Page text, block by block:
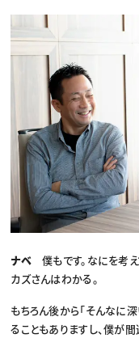
ナベ僕もです。なにを考え
カズさんはわかる。
もちろん後から「そんなに
ることもありますし、僕が